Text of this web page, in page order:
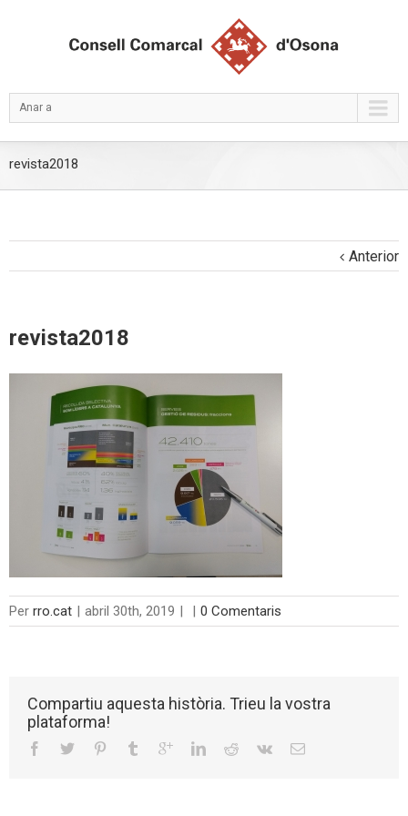
Anar a
revista2018
Anterior
revista2018
Per rro.cat | abril 30th, 2019 | | 0 Comentaris
Compartiu aquesta història. Trieu la vostra
plataforma!